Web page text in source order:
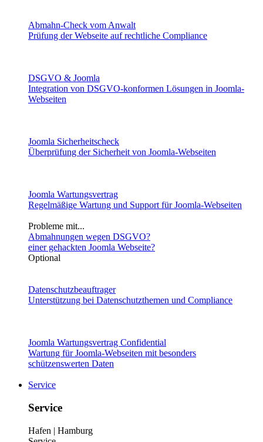
Abmahn-Check vom Anwalt
Prüfung der Webseite auf rechtliche Compliance
DSGVO & Joomla
Integration von DSGVO-konformen Lösungen in Joomla-
Webseiten
Joomla Sicherheitscheck
Überprüfung der Sicherheit von Joomla-Webseiten
Joomla Wartungsvertrag
Regelmäßige Wartung und Support für Joomla-Webseiten
Probleme mit...
Abmahnungen wegen DSGVO?
einer gehackten Joomla Webseite?
Optional
Datenschutzbeauftrager
Unterstützung bei Datenschutzthemen und Compliance
Joomla Wartungsvertrag Confidential
Wartung für Joomla-Webseiten mit besonders
schützenswerten Daten
Service
Service
Hafen | Hamburg